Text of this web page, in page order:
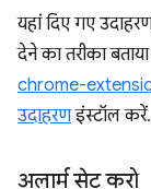
यहां दिए गए
देने का तरीका
chrome-
उदाहरणइंस्टॉल करें.
अलार्म सेट करो